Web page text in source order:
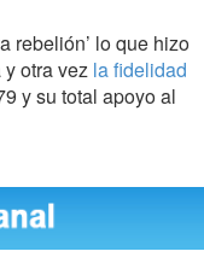
rebelión’ lo que hizo
otra vez la fidelidad
y su total apoyo al